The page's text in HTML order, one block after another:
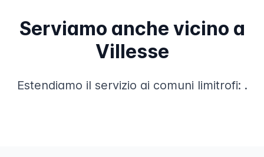
Serviamo anche vicino a
Villesse
Estendiamo il servizio ai comuni limitrofi: .